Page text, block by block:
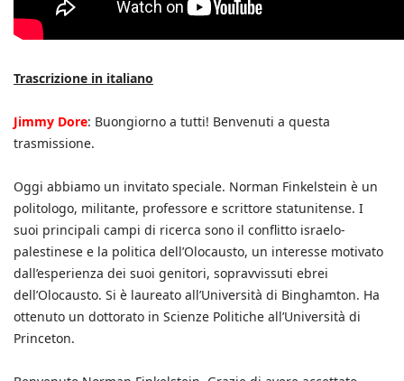
Trascrizione in italiano
Jimmy Dore: Buongiorno a tutti! Benvenuti a questa
trasmissione.
Oggi abbiamo un invitato speciale. Norman Finkelstein è un
politologo, militante, professore e scrittore statunitense. I
suoi principali campi di ricerca sono il conflitto israelo-
palestinese e la politica dell’Olocausto, un interesse motivato
dall’esperienza dei suoi genitori, sopravvissuti ebrei
dell’Olocausto. Si è laureato all’Università di Binghamton. Ha
ottenuto un dottorato in Scienze Politiche all’Università di
Princeton.